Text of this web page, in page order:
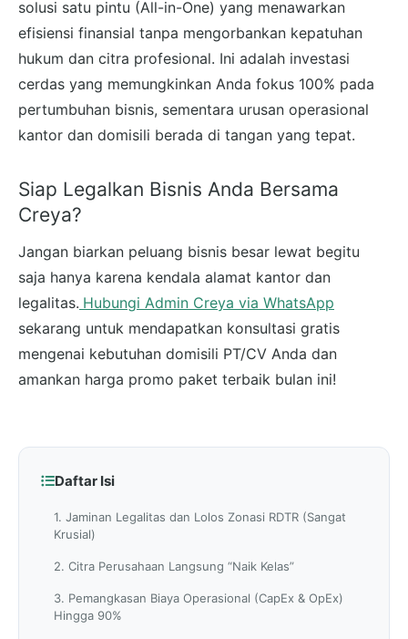
solusi satu pintu (All-in-One) yang menawarkan
efisiensi finansial tanpa mengorbankan kepatuhan
hukum dan citra profesional. Ini adalah investasi
cerdas yang memungkinkan Anda fokus 100% pada
pertumbuhan bisnis, sementara urusan operasional
kantor dan domisili berada di tangan yang tepat.
Siap Legalkan Bisnis Anda Bersama
Creya?
Jangan biarkan peluang bisnis besar lewat begitu
saja hanya karena kendala alamat kantor dan
legalitas. Hubungi Admin Creya via WhatsApp
sekarang untuk mendapatkan konsultasi gratis
mengenai kebutuhan domisili PT/CV Anda dan
amankan harga promo paket terbaik bulan ini!
Daftar Isi
1. Jaminan Legalitas dan Lolos Zonasi RDTR (Sangat
Krusial)
2. Citra Perusahaan Langsung “Naik Kelas”
3. Pemangkasan Biaya Operasional (CapEx & OpEx)
Hingga 90%